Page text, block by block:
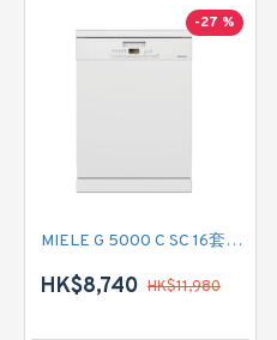
-27 %
MIELE G 5000 C SC 16套標準餐具 60厘米 座地式洗碗碟機
HK$8,740 HK$11,980